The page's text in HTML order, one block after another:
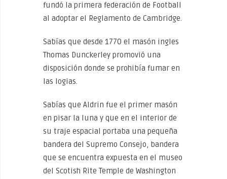
fundó la primera federación de Football
al adoptar el Reglamento de Cambridge.
Sabías que desde 1770 el masón ingles
Thomas Dunckerley promovió una
disposición donde se prohibía fumar en
las logias.
Sabías que Aldrin fue el primer masón
en pisar la luna y que en el interior de
su traje espacial portaba una pequeña
bandera del Supremo Consejo, bandera
que se encuentra expuesta en el museo
del Scotish Rite Temple de Washington